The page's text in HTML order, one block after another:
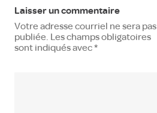
Laisser un commentaire
Votre adresse courriel ne sera pas
publiée. Les champs obligatoires
sont indiqués avec*